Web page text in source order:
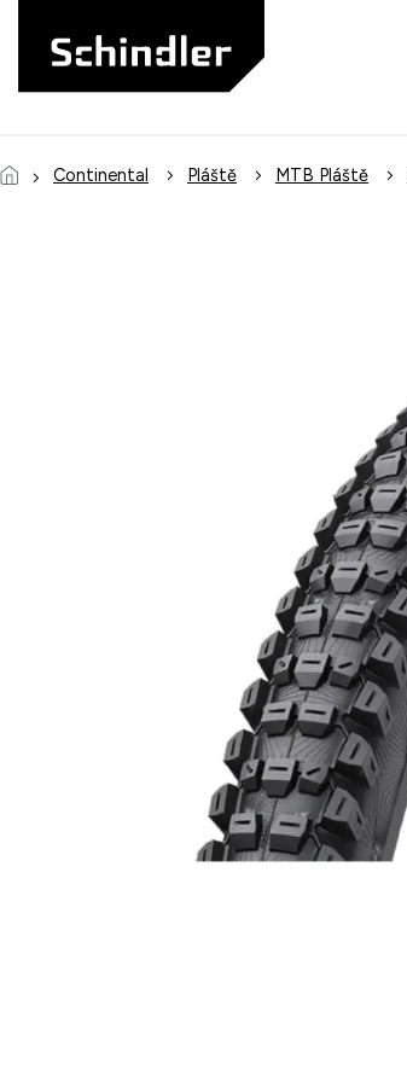
Continental Pláště MTB Pláště